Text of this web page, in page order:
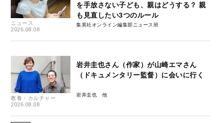
ニュース
2026.08.08
を手放さない子ども、親はどうする？ 親
も見直したい3つのルール
集英社オンライン編集部ニュース班
教養・カルチャー
2026.08.08
岩井圭也さん（作家）が山崎エマさん
（ドキュメンタリー監督）に会いに行く
岩井圭也